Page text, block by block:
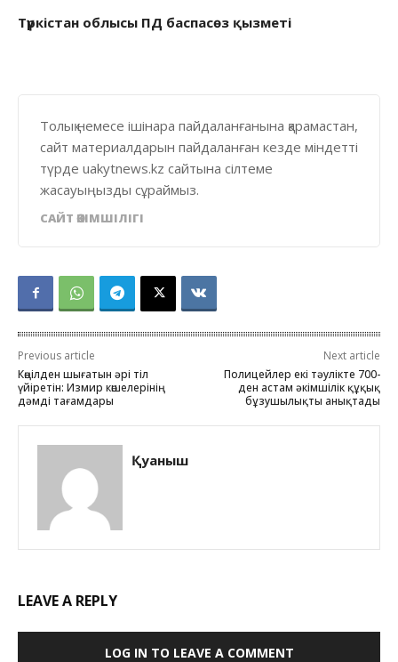
Түркістан облысы ПД баспасөз қызметі
Толық немесе ішінара пайдаланғанына қарамастан,
сайт материалдарын пайдаланған кезде міндетті
түрде uakytnews.kz сайтына сілтеме
жасауыңызды сұраймыз.
САЙТ ӘКІМШІЛІГІ
Previous article
Көңілден шығатын әрі тіл
үйіретін: Измир көшелерінің
дәмді тағамдары
Next article
Полицейлер екі тәулікте 700-
ден астам әкімшілік құқық
бұзушылықты анықтады
Қуаныш
LEAVE A REPLY
LOG IN TO LEAVE A COMMENT